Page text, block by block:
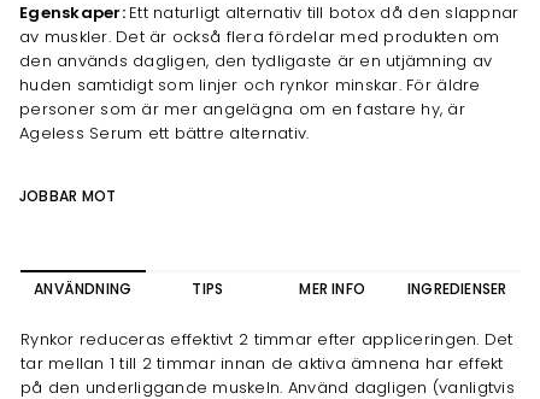
Egenskaper: Ett naturligt alternativ till botox då den slappnar
av muskler. Det är också flera fördelar med produkten om
den används dagligen, den tydligaste är en utjämning av
huden samtidigt som linjer och rynkor minskar. För äldre
personer som är mer angelägna om en fastare hy, är
Ageless Serum ett bättre alternativ.
JOBBAR MOT
ANVÄNDNING TIPS MER INFO INGREDIENSER
Rynkor reduceras effektivt 2 timmar efter appliceringen. Det
tar mellan 1 till 2 timmar innan de aktiva ämnena har effekt
på den underliggande muskeln. Använd dagligen (vanligtvis